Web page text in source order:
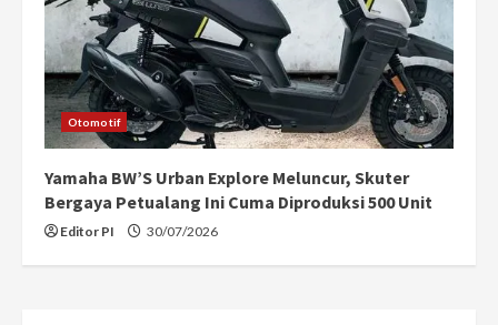
Otomotif
Yamaha BW’S Urban Explore Meluncur, Skuter
Bergaya Petualang Ini Cuma Diproduksi 500 Unit
Editor PI 30/07/2026